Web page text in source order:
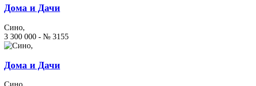
Дома и Дачи
Сино,
3 300 000 - № 3155
Дома и Дачи